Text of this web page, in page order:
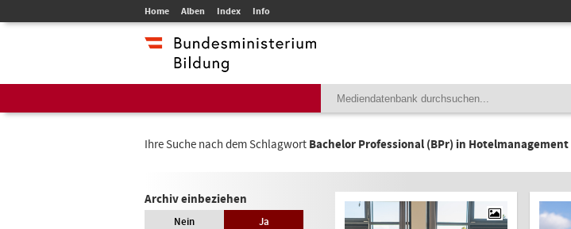
Home Alben Index Info
Ihre Suche nach dem Schlagwort Bachelor Professional (BPr) in Hotelmanagement
Archiv einbeziehen
Nein Ja